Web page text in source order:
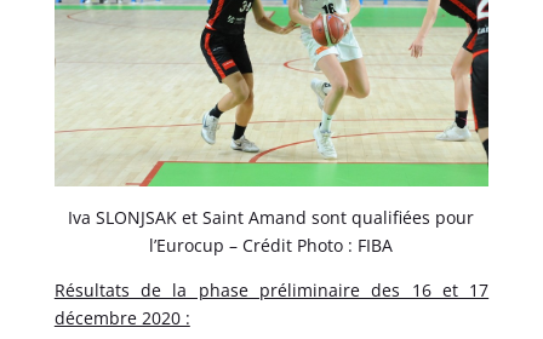
Iva SLONJSAK et Saint Amand sont qualifiées pour
l’Eurocup – Crédit Photo : FIBA
Résultats de la phase préliminaire des 16 et 17
décembre 2020 :